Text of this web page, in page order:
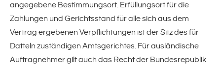
angegebene Bestimmungsort. Erfüllungsort für die
Zahlungen und Gerichtsstand für alle sich aus dem
Vertrag ergebenen Verpflichtungen ist der Sitz des für
Datteln zuständigen Amtsgerichtes. Für ausländische
Auftragnehmer gilt auch das Recht der Bundesrepublik